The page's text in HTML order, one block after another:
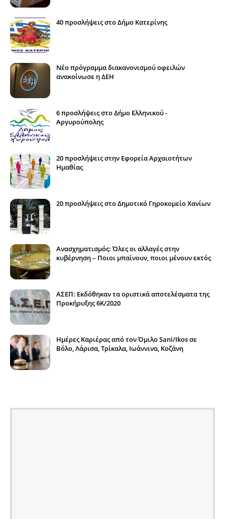
40 προσλήψεις στο Δήμο Κατερίνης
Νέο πρόγραμμα διακανονισμού οφειλών
ανακοίνωσε η ΔΕΗ
6 προσλήψεις στο Δήμο Ελληνικού -
Αργυρούπολης
20 προσλήψεις στην Εφορεία Αρχαιοτήτων
Ημαθίας
20 προσλήψεις στο Δημοτικό Γηροκομείο Χανίων
Ανασχηματισμός: Όλες οι αλλαγές στην
κυβέρνηση – Ποιοι μπαίνουν, ποιοι μένουν εκτός
ΑΣΕΠ: Εκδόθηκαν τα οριστικά αποτελέσματα της
Προκήρυξης 6Κ/2020
Ημέρες Καριέρας από τον Όμιλο Sani/Ikos σε
Βόλο, Λάρισα, Τρίκαλα, Ιωάννινα, Κοζάνη